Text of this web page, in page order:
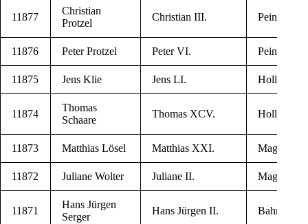
11877
Chris­ti­an
Protzel
Chris­ti­an III. Pei­ne
11876 Peter Protzel Peter VI. Pei­ne
11875 Jens Klie Jens LI. Hol­le
11874
Tho­mas
Schaare
Tho­mas XCV. Hol­le
11873 Mat­thi­as Lösel Mat­thi­as XXI. Mag­de­burg
11872 Juli­a­ne Wolter Juli­a­ne II. Mag­de­burg
11871
Hans Jür­gen
Serger
Hans Jür­gen II. Bah­r­dorf